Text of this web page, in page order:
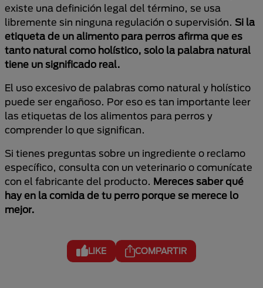
existe una definición legal del término, se usa
libremente sin ninguna regulación o supervisión. Si la
etiqueta de un alimento para perros afirma que es
tanto natural como holístico, solo la palabra natural
tiene un significado real.
El uso excesivo de palabras como natural y holístico
puede ser engañoso. Por eso es tan importante leer
las etiquetas de los alimentos para perros y
comprender lo que significan.
Si tienes preguntas sobre un ingrediente o reclamo
específico, consulta con un veterinario o comunícate
con el fabricante del producto. Mereces saber qué
hay en la comida de tu perro porque se merece lo
mejor.
LIKE COMPARTIR